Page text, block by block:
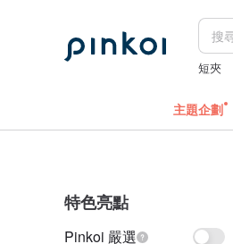
短夾
主題企劃
特色亮點
Pinkoi 嚴選